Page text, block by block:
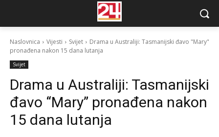
Naslovnica Vijesti Svijet
Drama u Australiji: Tasmanijski đavo "Mary"
pronađena nakon 15 dana lutanja
Svijet
Drama u Australiji: Tasmanijski
đavo “Mary” pronađena nakon
15 dana lutanja